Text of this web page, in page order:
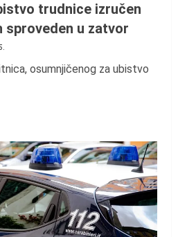
trudnice izručen
sproveden u zatvor
osumnjičenog za ubistvo